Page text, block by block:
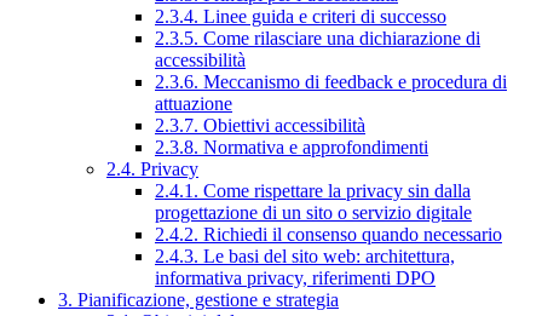
2.3.4. Linee guida e criteri di successo
2.3.5. Come rilasciare una dichiarazione di
accessibilità
2.3.6. Meccanismo di feedback e procedura di
attuazione
2.3.7. Obiettivi accessibilità
2.3.8. Normativa e approfondimenti
2.4. Privacy
2.4.1. Come rispettare la privacy sin dalla
progettazione di un sito o servizio digitale
2.4.2. Richiedi il consenso quando necessario
2.4.3. Le basi del sito web: architettura,
informativa privacy, riferimenti DPO
3. Pianificazione, gestione e strategia